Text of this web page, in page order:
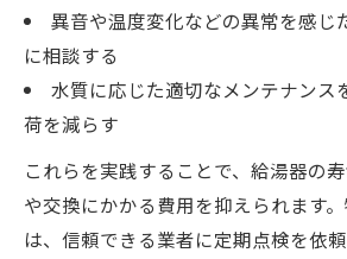
異音や温度変化などの異常を感じ
に相談する
水質に応じた適切なメンテナンス
荷を減らす
これらを実践することで、給湯器の
や交換にかかる費用を抑えられます
は、信頼できる業者に定期点検を依